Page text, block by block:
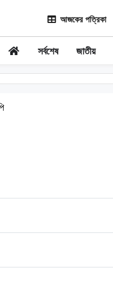
আজকের পত্রিকা
সর্বশেষ জাতীয়